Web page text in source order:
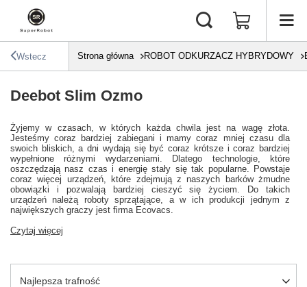
Wstecz Strona główna ROBOT ODKURZACZ HYBRYDOWY
Deebot Slim Ozmo
Żyjemy w czasach, w których każda chwila jest na wagę złota.
Jesteśmy coraz bardziej zabiegani i mamy coraz mniej czasu dla
swoich bliskich, a dni wydają się być coraz krótsze i coraz bardziej
wypełnione różnymi wydarzeniami. Dlatego technologie, które
oszczędzają nasz czas i energię stały się tak popularne. Powstaje
coraz więcej urządzeń, które zdejmują z naszych barków żmudne
obowiązki i pozwalają bardziej cieszyć się życiem. Do takich
urządzeń należą roboty sprzątające, a w ich produkcji jednym z
największych graczy jest firma Ecovacs.
Czytaj więcej
Zmień sortowanie
Najlepsza trafność